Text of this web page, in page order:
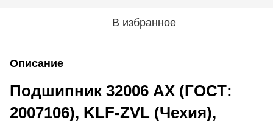
В избранное
Описание
Подшипник 32006 AX (ГОСТ:
2007106), KLF-ZVL (Чехия),